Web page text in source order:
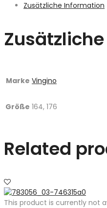
Zusätzliche Information
Marke Vingino
Größe 164, 176
Related
This product is currently not